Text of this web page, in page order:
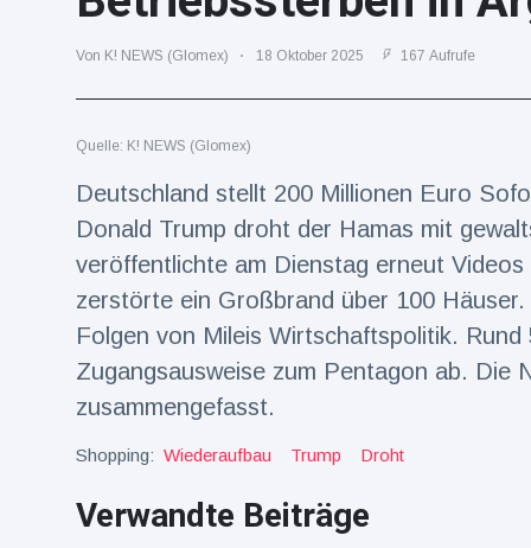
Nachrichten
"Das alte
England":
Fans
frustriert
nach WM-
Aus
16 Juli
76
Sorge um
Jungstorch
glückliche
16 Juli
51
Aufrufe
Finale:
Rauch-
Von K! NEWS (Glomex) 18 Oktober 2025 167 Aufrufe
Quelle: K! NEWS (Glomex)
Deutschland stellt 200 Millionen Euro
Donald Trump droht der Hamas mit
veröffentlichte am Dienstag erneut
zerstörte ein Großbrand über 100
Folgen von Mileis Wirtschaftspolitik.
Zugangsausweise zum Pentagon ab. Die
zusammengefasst.
Shopping: Wiederaufbau Trump Droht
Verwandte Beiträge